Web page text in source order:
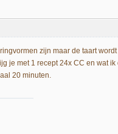
zijn maar de taart
je met 1 recept 24x CC en wat
20 minuten.